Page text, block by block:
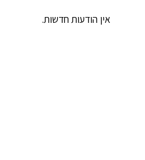
אין הודעות חדשות.